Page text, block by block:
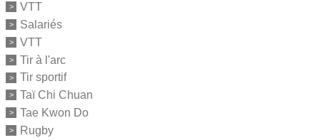
VTT
Salariés
VTT
Tir à l'arc
Tir sportif
Taï Chi Chuan
Tae Kwon Do
Rugby